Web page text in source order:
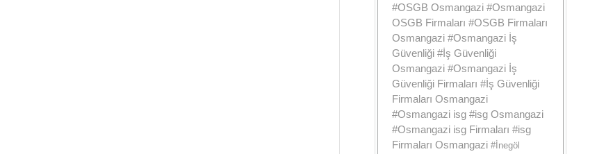
#OSGB Osmangazi #Osmangazi
OSGB Firmaları #OSGB Firmaları
Osmangazi #Osmangazi İş
Güvenliği #İş Güvenliği
Osmangazi #Osmangazi İş
Güvenliği Firmaları #İş Güvenliği
Firmaları Osmangazi
#Osmangazi isg #isg Osmangazi
#Osmangazi isg Firmaları #isg
Firmaları Osmangazi # İnegöl